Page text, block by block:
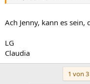
Ach Jenny, kann es sein,
LG
Claudia
1 von 3